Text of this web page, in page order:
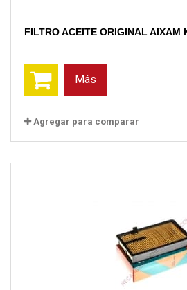
FILTRO ACEITE ORIGINAL AIXAM
Más
Agregar para comparar